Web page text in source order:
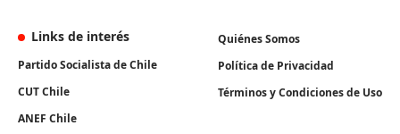
Links de interés
Partido Socialista de Chile
CUT Chile
ANEF Chile
Quiénes Somos
Política de Privacidad
Términos y Condiciones de Uso